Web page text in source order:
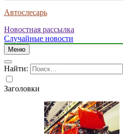
Автослесарь
Новостная рассылка
Случайные новости
Меню
Найти:
Заголовки